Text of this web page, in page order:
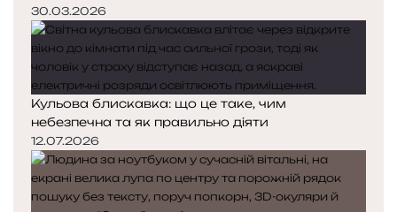
30.03.2026
Кульова блискавка: що це таке, чим
небезпечна та як правильно діяти
12.07.2026